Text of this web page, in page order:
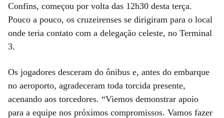
Confins, começou por volta das 12h30 desta terça.
Pouco a pouco, os cruzeirenses se dirigiram para o local
onde teria contato com a delegação celeste, no Terminal
3.
Os jogadores desceram do ônibus e, antes do embarque
no aeroporto, agradeceram toda torcida presente,
acenando aos torcedores. “Viemos demonstrar apoio
para a equipe nos próximos compromissos. Vamos fazer